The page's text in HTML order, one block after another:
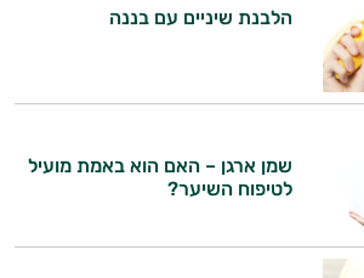
הלבנת שיניים עם בננה
שמן ארגן – האם הוא באמת מועיל
לטיפוח השיער?